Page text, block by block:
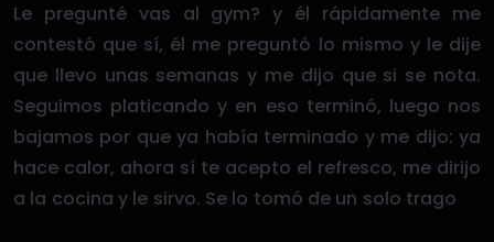
Le pregunté vas al gym? y él rápidamente me
contestó que sí, él me preguntó lo mismo y le dije
que llevo unas semanas y me dijo que si se nota.
Seguimos platicando y en eso terminó, luego nos
bajamos por que ya había terminado y me dijo: ya
hace calor, ahora sí te acepto el refresco, me dirijo
a la cocina y le sirvo. Se lo tomó de un solo trago